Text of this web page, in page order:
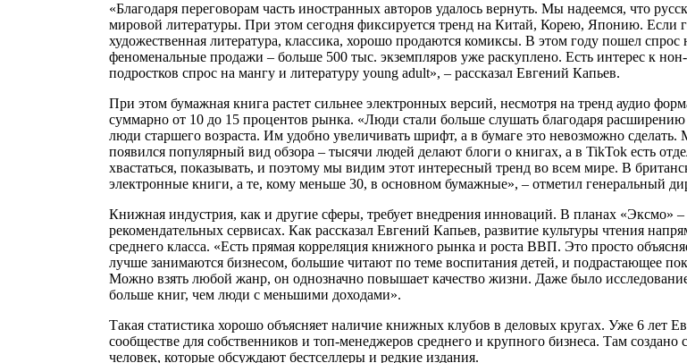
«Благодаря переговорам часть иностранных авторов удалось вернуть. Мы надеемся, что
мировой литературы. При этом сегодня фиксируется тренд на Китай, Корею, Японию. Если
художественная литература, классика, хорошо продаются комиксы. В этом году пошел
феноменальные продажи – больше 500 тыс. экземпляров уже раскуплено. Есть интерес к
подростков спрос на мангу и литературу young adult», – рассказал Евгений Капьев.
При этом бумажная книга растет сильнее электронных версий, несмотря на тренд аудио
суммарно от 10 до 15 процентов рынка. «Люди стали больше слушать благодаря
люди старшего возраста. Им удобно увеличивать шрифт, а в бумаге это невозможно
появился популярный вид обзора – тысячи людей делают блоги о книгах, а в TikTok есть
хвастаться, показывать, и поэтому мы видим этот интересный тренд во всем мире. В
электронные книги, а те, кому меньше 30, в основном бумажные», – отметил генеральный
Книжная индустрия, как и другие сферы, требует внедрения инноваций. В планах «Эксмо»
рекомендательных сервисах. Как рассказал Евгений Капьев, развитие культуры чтения
среднего класса. «Есть прямая корреляция книжного рынка и роста ВВП. Это просто
лучше занимаются бизнесом, большие читают по теме воспитания детей, и подрастающее
Можно взять любой жанр, он однозначно повышает качество жизни. Даже было
больше книг, чем люди с меньшими доходами».
Такая статистика хорошо объясняет наличие книжных клубов в деловых кругах. Уже 6 лет
сообществе для собственников и топ-менеджеров среднего и крупного бизнеса. Там
человек, которые обсуждают бестселлеры и редкие издания.